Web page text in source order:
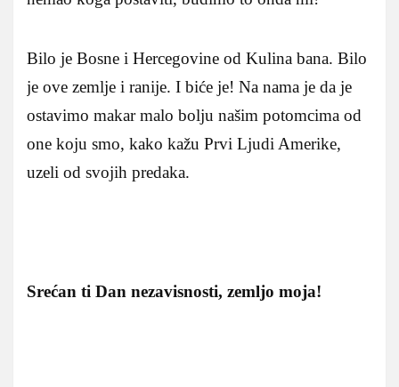
Bilo je Bosne i Hercegovine od Kulina bana. Bilo
je ove zemlje i ranije. I biće je! Na nama je da je
ostavimo makar malo bolju našim potomcima od
one koju smo, kako kažu Prvi Ljudi Amerike,
uzeli od svojih predaka.
Srećan ti Dan nezavisnosti, zemljo moja!